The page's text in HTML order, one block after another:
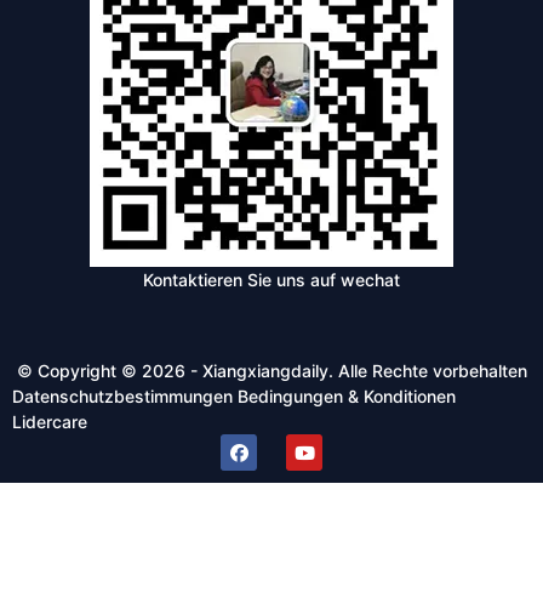
Kontaktieren Sie uns auf wechat
© Copyright © 2026 - Xiangxiangdaily. Alle Rechte vorbehalten
Datenschutzbestimmungen Bedingungen & Konditionen
Lidercare